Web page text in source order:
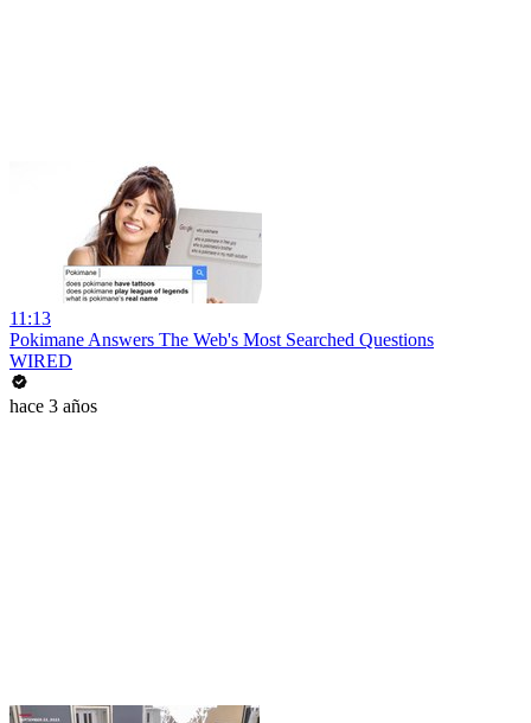
11:13
Pokimane Answers The Web's Most Searched Questions
WIRED
hace 3 años